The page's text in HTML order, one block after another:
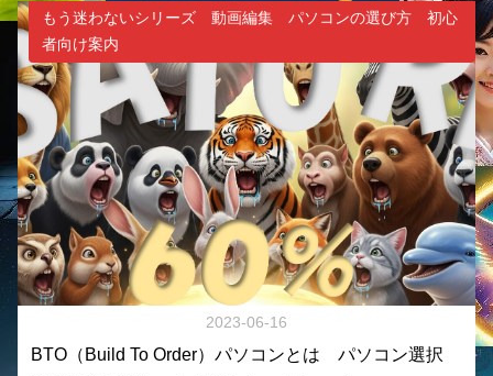
もう迷わないシリーズ 動画編集 パソコンの選び方 初心
者向け案内
2023-06-16
BTO（Build To Order）パソコンとは パソコン選択